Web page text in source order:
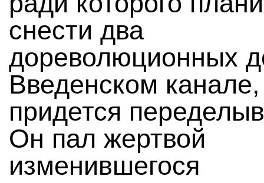
снести два
дореволюционных
Введенском
придется
Он пал жертвой
изменившегося